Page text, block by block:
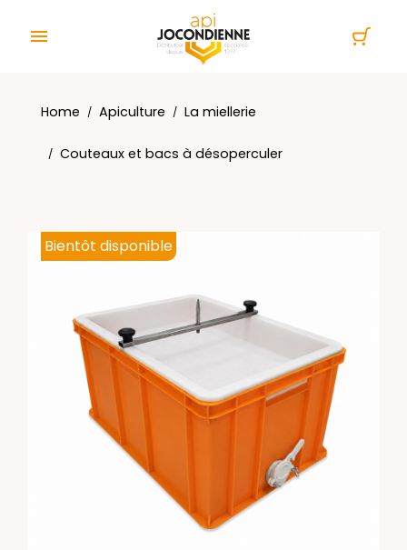

Home Apiculture La miellerie
Couteaux et bacs à désoperculer
Bientôt disponible